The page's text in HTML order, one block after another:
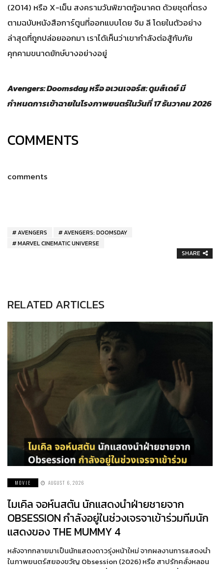
(2014) หรือ X-เม็น สงครามวันพิฆาตกู้อนาคต ด้วยชุดที่ตรง
ตามฉบับหนังสือการ์ตูนที่ออกแบบโดย จิม ลี โดยในตัวอย่าง
ล่าสุดที่ถูกปล่อยออกมา เราได้เห็นว่าเขากำลังต่อสู้กับภัย
คุกคามขนาดยักษ์บางอย่างอยู่
Avengers: Doomsday หรือ อเวนเจอร์ส: ดูมส์เดย์ มี
กำหนดการเข้าฉายในโรงภาพยนตร์ในวันที่ 17 ธันวาคม 2026
COMMENTS
comments
AVENGERS
AVENGERS: DOOMSDAY
MARVEL CINEMATIC UNIVERSE
SHARE
RELATED ARTICLES
MOVIE AUGUST 6, 2026
ไมเคิล จอห์นสตัน นักแสดงนำฝ่ายชายจาก
OBSESSION กำลังอยู่ในช่วงเจรจาเข้าร่วมทีมนัก
แสดงของ THE MUMMY 4
หลังจากกลายมาเป็นนักแสดงดาวรุ่งหน้าใหม่ จากผลงานการแสดงนำ
ในภาพยนตร์สยองขวัญ Obsession (2026) หรือ สาปรักคลั่งหลอน